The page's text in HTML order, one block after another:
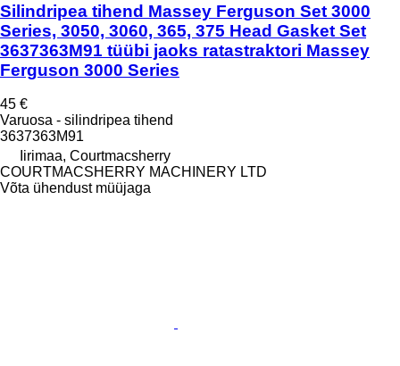
Silindripea tihend Massey Ferguson Set 3000
Series, 3050, 3060, 365, 375 Head Gasket Set
3637363M91 tüübi jaoks ratastraktori Massey
Ferguson 3000 Series
45 €
Varuosa - silindripea tihend
3637363M91
Iirimaa, Courtmacsherry
COURTMACSHERRY MACHINERY LTD
Võta ühendust müüjaga